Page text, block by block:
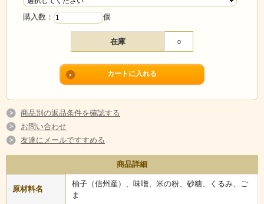
柚っ子は新鮮な柚子をまるごとくりぬいた中に、ごま、くるみ、みそ等
です。その味わいは、ほのかなみそ風味と胡麻の香りが柚子に包みこま
れ、お酒の肴、お茶の友はもちろん、アツアツのご飯にも合います。一
つ一つ吟味された、おばあちゃんの手作りの自然食「柚っ子」をご賞味
下さい。 南信州は、気候も温暖で水質もよい土地柄です。特に自生して
いる柚子は、香りもよく皮もよく皮も加工に向いている品種で、柚餅子
には最適と言われています。
ゆべし（柚餅子）の食べ方
１．柚っ子のお召し上がり方は、半分に切り、それを半月形になるべく
薄く切ると見た目もよく美味しくいただけます。
２．薄くスライスした、柚っ子、きゅうり、チーズを重ね添えると、オ
シャレな一品になり、ワインと相性がとてもよいと評判です。ぜひ、お
購入数： 個
在庫 ○
商品別の返品条件を確認する
お問い合わせ
友達にメールですすめる
商品詳細
原材料名
柚子（信州産）、味噌、米の粉、砂糖、くるみ、ご
ま